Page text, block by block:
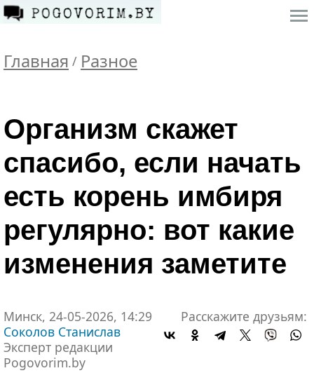
Главная / Разное
Организм скажет
спасибо, если начать
есть корень имбиря
регулярно: вот какие
изменения заметите
Минск, 24-05-2026, 14:29
Соколов Станислав
Эксперт редакции
Pogovorim.by
Расскажите друзьям: